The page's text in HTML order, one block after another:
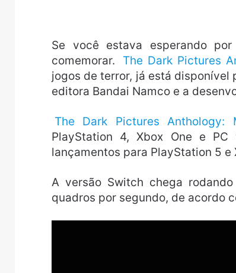
Se você estava esperando
comemorar.
The Dark Pictures
jogos de terror, já está disponível
editora Bandai Namco e a
The Dark Pictures Anthology:
PlayStation 4, Xbox One e
lançamentos para PlayStation 5
A versão Switch chega
quadros por segundo, de acordo